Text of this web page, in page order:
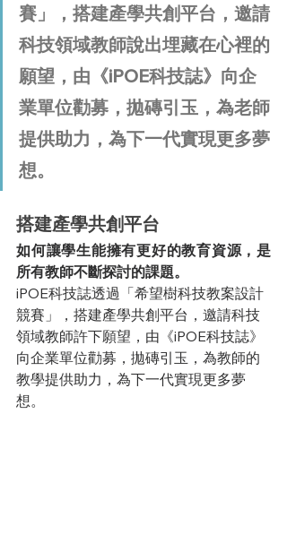
賽 」，搭建產學共創平台，邀請
科技領域教師說出埋藏在心裡的
願望，由《iPOE科技誌》向企
業單位勸募，拋磚引玉，為老師
提供助力，為下一代實現更多夢
想。
搭建產學共創平台
如何讓學生能擁有更好的教育資源，是
所有教師不斷探討的課題。
iPOE科技誌透過「希望樹科技教案設計
競賽」，搭建產學共創平台，邀請科技
領域教師許下願望，由《iPOE科技誌》
向企業單位勸募，拋磚引玉，為教師的
教學提供助力，為下一代實現更多夢
想。